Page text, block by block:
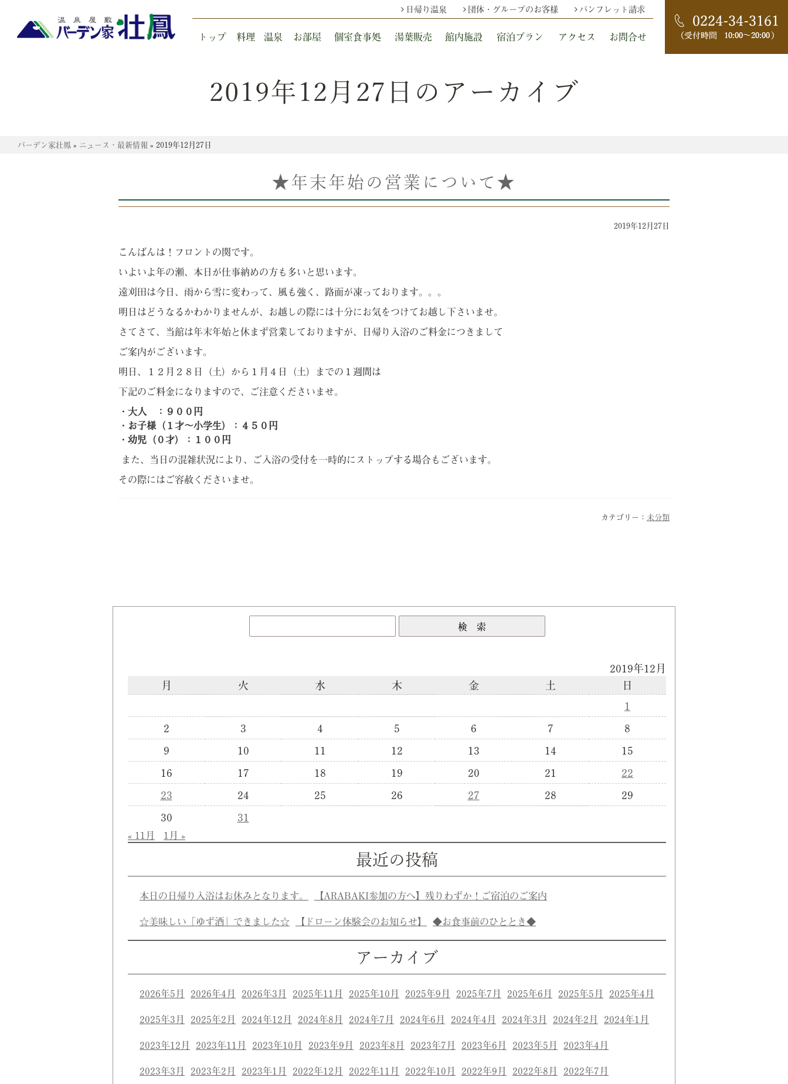
日帰り温泉 団体・グループのお客様 パンフレット請求
トップ 料理 温泉 お部屋 個室食事処 湯葉販売 館内施設 宿泊プラン アクセス お問合せ
2019年12月27日のアーカイブ
バーデン家壮鳳 » ニュース・最新情報 » 2019年12月27日
★年末年始の営業について★
2019年12月27日
こんばんは！フロントの関です。
いよいよ年の瀬、本日が仕事納めの方も多いと思います。
遠刈田は今日、雨から雪に変わって、風も強く、路面が凍っております。。。
明日はどうなるかわかりませんが、お越しの際には十分にお気をつけてお越し下さいませ。
さてさて、当館は年末年始と休まず営業しておりますが、日帰り入浴のご料金につきまして
ご案内がございます。
明日、１２月２８日（土）から１月４日（土）までの１週間は
下記のご料金になりますので、ご注意くださいませ。
・大人 ：９００円
・お子様（１才～小学生）：４５０円
・幼児（０才）：１００円
また、当日の混雑状況により、ご入浴の受付を一時的にストップする場合もございます。
その際にはご容赦くださいませ。
カテゴリー： 未分類
2019年12月
月
火 水 木 金 土
日
1
2
3 4 5 6 7
8
9
10 11 12 13 14
15
16
17 18 19 20 21
22
23
24 25 26 27 28
29
30
31
« 11月 1月 »
最近の投稿
本日の日帰り入浴はお休みとなります。
【ARABAKI参加の方へ】残りわずか！ご宿泊のご案内
☆美味しい「ゆず酒」できました☆
【ドローン体験会のお知らせ】 ◆お食事前のひととき◆
アーカイブ
2026年5月 2026年4月 2026年3月 2025年11月 2025年10月 2025年9月 2025年7月 2025年6月 2025年5月 2025年4月
2025年3月 2025年2月 2024年12月 2024年8月 2024年7月 2024年6月 2024年4月 2024年3月 2024年2月 2024年1月
2023年12月 2023年11月 2023年10月 2023年9月 2023年8月 2023年7月 2023年6月 2023年5月 2023年4月
2023年3月 2023年2月 2023年1月 2022年12月 2022年11月 2022年10月 2022年9月 2022年8月 2022年7月